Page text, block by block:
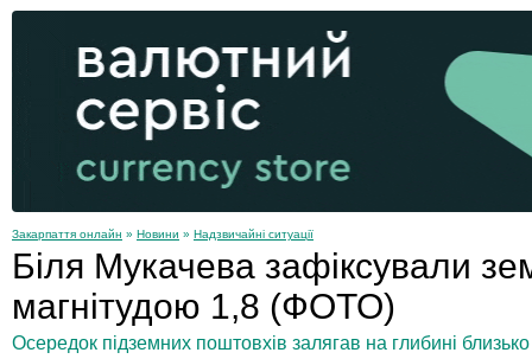
Закарпаття онлайн » Новини » Надзвичайні ситуації
Біля Мукачева зафіксували
магнітудою 1,8 (ФОТО)
Осередок підземних поштовхів залягав на глибині близько